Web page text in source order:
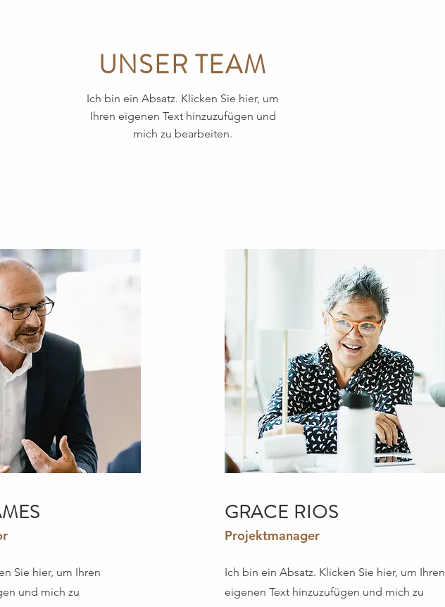
UNSER TEAM
Ich bin ein Absatz. Klicken Sie hier, um
Ihren eigenen Text hinzuzufügen und
mich zu bearbeiten.
Sie hier, um Ihren
und mich zu
GRACE RIOS
Projektmanager
Ich bin ein Absatz. Klicken Sie hier, um Ihren
eigenen Text hinzuzufügen und mich zu